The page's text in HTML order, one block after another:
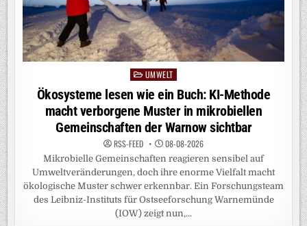
PostedUMWELT
Ökosysteme lesen wie ein Buch: KI-Methode
macht verborgene Muster in mikrobiellen
Gemeinschaften der Warnow sichtbar
RSS-FEED 08-08-2026
Mikrobielle Gemeinschaften reagieren sensibel auf
Umweltveränderungen, doch ihre enorme Vielfalt macht
ökologische Muster schwer erkennbar. Ein Forschungsteam
des Leibniz-Instituts für Ostseeforschung Warnemünde
(IOW) zeigt nun,...